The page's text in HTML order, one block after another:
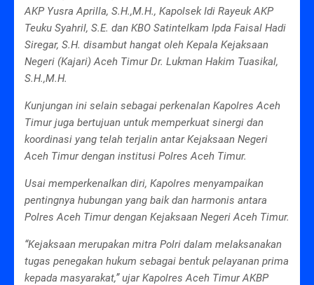
AKP Yusra Aprilla, S.H.,M.H., Kapolsek Idi Rayeuk AKP
Teuku Syahril, S.E. dan KBO Satintelkam Ipda Faisal Hadi
Siregar, S.H. disambut hangat oleh Kepala Kejaksaan
Negeri (Kajari) Aceh Timur Dr. Lukman Hakim Tuasikal,
S.H.,M.H.
Kunjungan ini selain sebagai perkenalan Kapolres Aceh
Timur juga bertujuan untuk memperkuat sinergi dan
koordinasi yang telah terjalin antar Kejaksaan Negeri
Aceh Timur dengan institusi Polres Aceh Timur.
Usai memperkenalkan diri, Kapolres menyampaikan
pentingnya hubungan yang baik dan harmonis antara
Polres Aceh Timur dengan Kejaksaan Negeri Aceh Timur.
“Kejaksaan merupakan mitra Polri dalam melaksanakan
tugas penegakan hukum sebagai bentuk pelayanan prima
kepada masyarakat,” ujar Kapolres Aceh Timur AKBP